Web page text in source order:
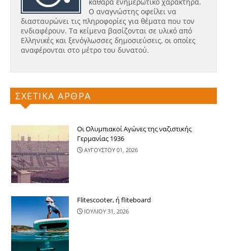
Ο αναγνώστης οφείλει να
διασταυρώνει τις πληροφορίες για θέματα που τον
ενδιαφέρουν. Τα κείμενα βασίζονται σε υλικό από
Ελληνικές και ξενόγλωσσες δημοσιεύσεις, οι οποίες
αναφέρονται στο μέτρο του δυνατού.
ΣΧΕΤΙΚΑ ΑΡΘΡΑ
Οι Ολυμπιακοί Αγώνες της ναζιστικής
Γερμανίας 1936
ΑΥΓΟΥΣΤΟΥ 01, 2026
Flitescooter, ή fliteboard
ΙΟΥΛΙΟΥ 31, 2026